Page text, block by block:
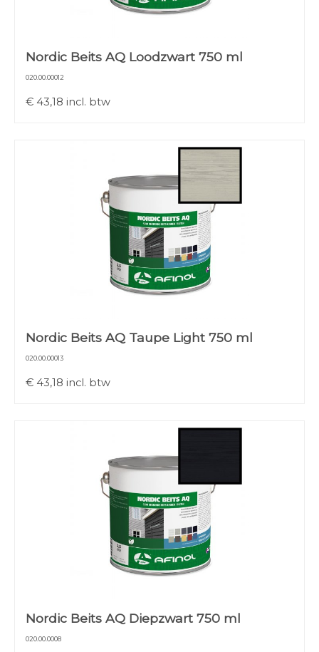
Nordic Beits AQ Loodzwart 750 ml
020.00.00012
€ 43,18 incl. btw
Nordic Beits AQ Taupe Light 750 ml
020.00.00013
€ 43,18 incl. btw
Nordic Beits AQ Diepzwart 750 ml
020.00.0008